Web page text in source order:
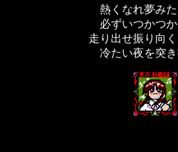
熱くなれ夢み
必ずいつかつ
走り出せ振り向く
冷たい夜を突